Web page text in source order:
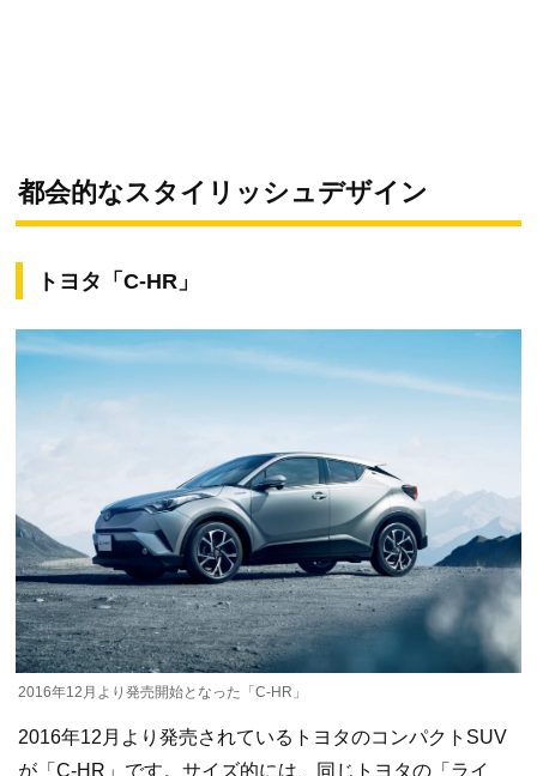
都会的なスタイリッシュデザイン
トヨタ「C-HR」
2016年12月より発売開始となった「C-HR」
2016年12月より発売されているトヨタのコンパクトSUV
が「C-HR」です。サイズ的には、同じトヨタの「ライ